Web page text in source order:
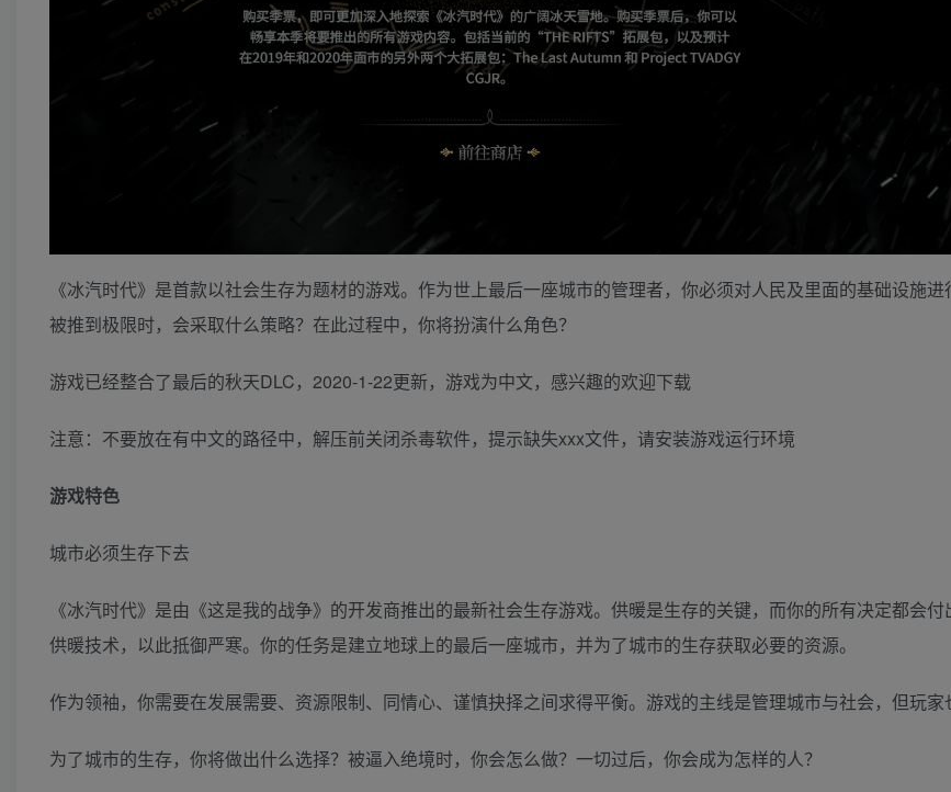
《冰汽时代》是首款以社会生存为题材的游戏。作为世上最后一座城市的管理者，你必须对人民及里面的基础设施
被推到极限时，会采取什么策略？在此过程中，你将扮演什么角色？
游戏已经整合了最后的秋天DLC，2020-1-22更新，游戏为中文，感兴趣的欢迎下载
注意：不要放在有中文的路径中，解压前关闭杀毒软件，提示缺失xxx文件，请安装游戏运行环境
游戏特色
城市必须生存下去
《冰汽时代》是由《这是我的战争》的开发商推出的最新社会生存游戏。供暖是生存的关键，而你的所有决定都会
供暖技术，以此抵御严寒。你的任务是建立地球上的最后一座城市，并为了城市的生存获取必要的资源。
作为领袖，你需要在发展需要、资源限制、同情心、谨慎抉择之间求得平衡。游戏的主线是管理城市与社会，但玩
为了城市的生存，你将做出什么选择？被逼入绝境时，你会怎么做？一切过后，你会成为怎样的人？